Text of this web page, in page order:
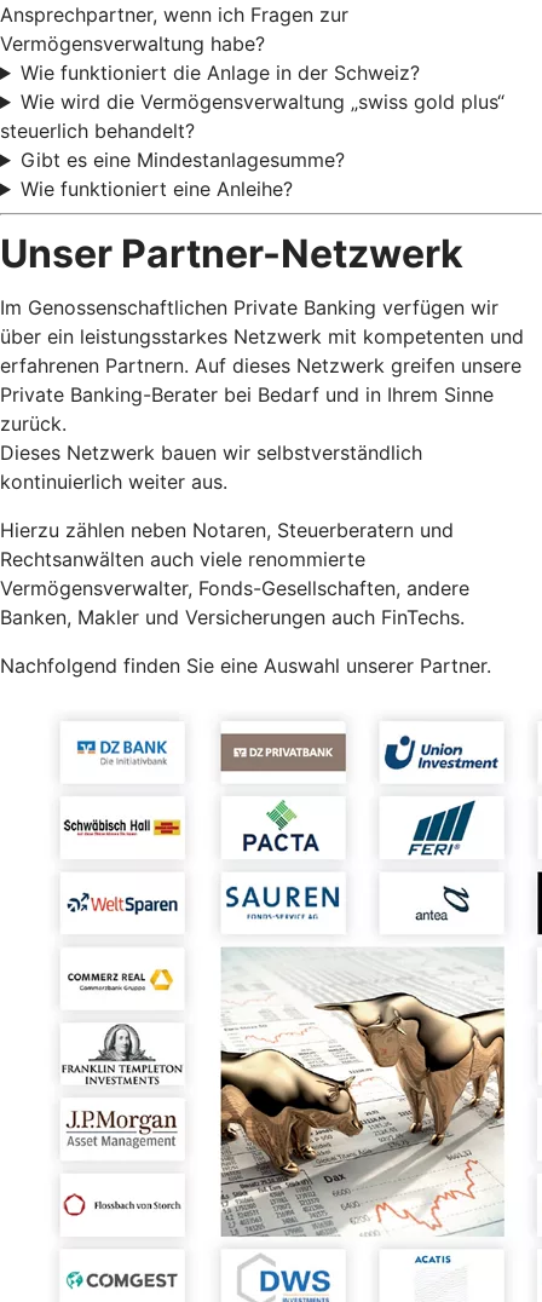
Ansprechpartner, wenn ich Fragen zur
Vermögensverwaltung habe?
Wie funktioniert die Anlage in der Schweiz?
Wie wird die Vermögensverwaltung „swiss gold plus“
steuerlich behandelt?
Gibt es eine Mindestanlagesumme?
Wie funktioniert eine Anleihe?
Unser Partner-Netzwerk
Im Genossenschaftlichen Private Banking verfügen wir
über ein leistungsstarkes Netzwerk mit kompetenten und
erfahrenen Partnern. Auf dieses Netzwerk greifen unsere
Private Banking-Berater bei Bedarf und in Ihrem Sinne
zurück.
Dieses Netzwerk bauen wir selbstverständlich
kontinuierlich weiter aus.
Hierzu zählen neben Notaren, Steuerberatern und
Rechtsanwälten auch viele renommierte
Vermögensverwalter, Fonds-Gesellschaften, andere
Banken, Makler und Versicherungen auch FinTechs.
Nachfolgend finden Sie eine Auswahl unserer Partner.